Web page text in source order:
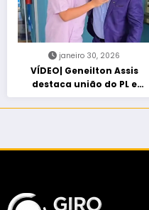
janeiro 30, 2026
VÍDEO| Geneilton Assis
destaca união do PL e
consolidação de apoio a
Maycon Tombini em Jataí